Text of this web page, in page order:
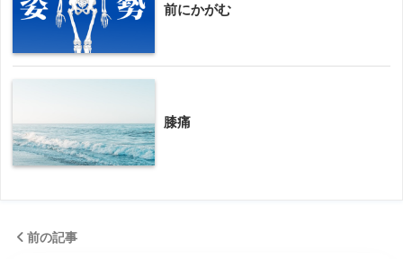
前にかがむ
膝痛
前の記事